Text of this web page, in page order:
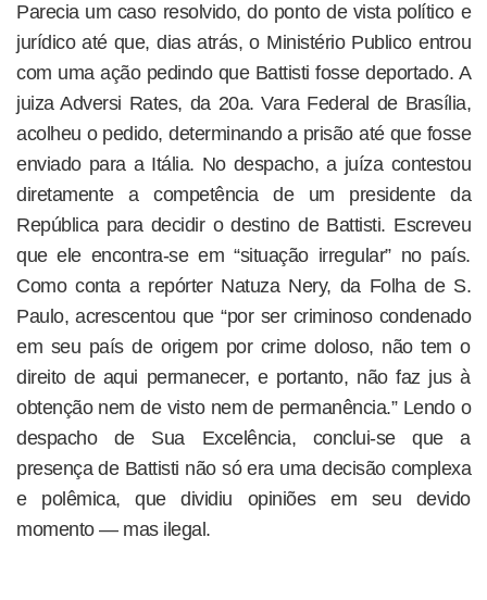
Parecia um caso resolvido, do ponto de vista político e
jurídico até que, dias atrás, o Ministério Publico entrou
com uma ação pedindo que Battisti fosse deportado. A
juiza Adversi Rates, da 20a. Vara Federal de Brasília,
acolheu o pedido, determinando a prisão até que fosse
enviado para a Itália. No despacho, a juíza contestou
diretamente a competência de um presidente da
República para decidir o destino de Battisti. Escreveu
que ele encontra-se em “situação irregular” no país.
Como conta a repórter Natuza Nery, da Folha de S.
Paulo, acrescentou que “por ser criminoso condenado
em seu país de origem por crime doloso, não tem o
direito de aqui permanecer, e portanto, não faz jus à
obtenção nem de visto nem de permanência.” Lendo o
despacho de Sua Excelência, conclui-se que a
presença de Battisti não só era uma decisão complexa
e polêmica, que dividiu opiniões em seu devido
momento — mas ilegal.